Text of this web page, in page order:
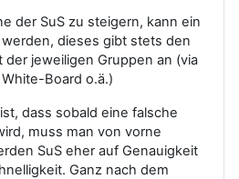
der SuS zu steigern, kann ein
dieses gibt stets den
jeweiligen Gruppen an (via
Board o.ä.)
dass sobald eine falsche
muss man von vorne
SuS eher auf Genauigkeit
Ganz nach dem